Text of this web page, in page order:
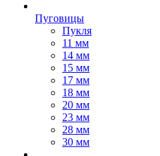
Пуговицы
Пукля
11 мм
14 мм
15 мм
17 мм
18 мм
20 мм
23 мм
28 мм
30 мм